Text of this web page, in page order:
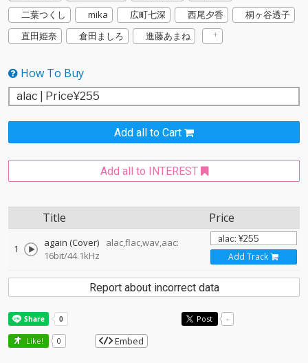
二葉つくし
mika 広町七深 西尾夕香
桐ヶ谷透子
直田姫奈
倉田ましろ 進藤あまね
How To Buy
Add all to Cart
Add all to INTEREST
Title Price
1 again (Cover)
alac,flac,wav,aac:
16bit/44.1kHz
Add Track
Report about incorrect data
Post -
Like! 0 Embed